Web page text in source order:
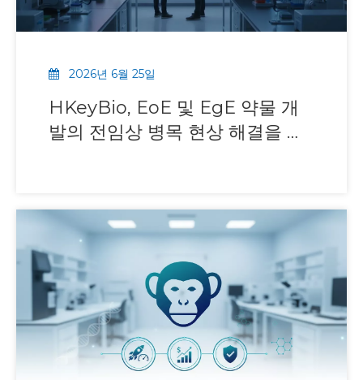
2026년 6월 25일
HKeyBio, EoE 및 EgE 약물 개
발의 전임상 병목 현상 해결을 위